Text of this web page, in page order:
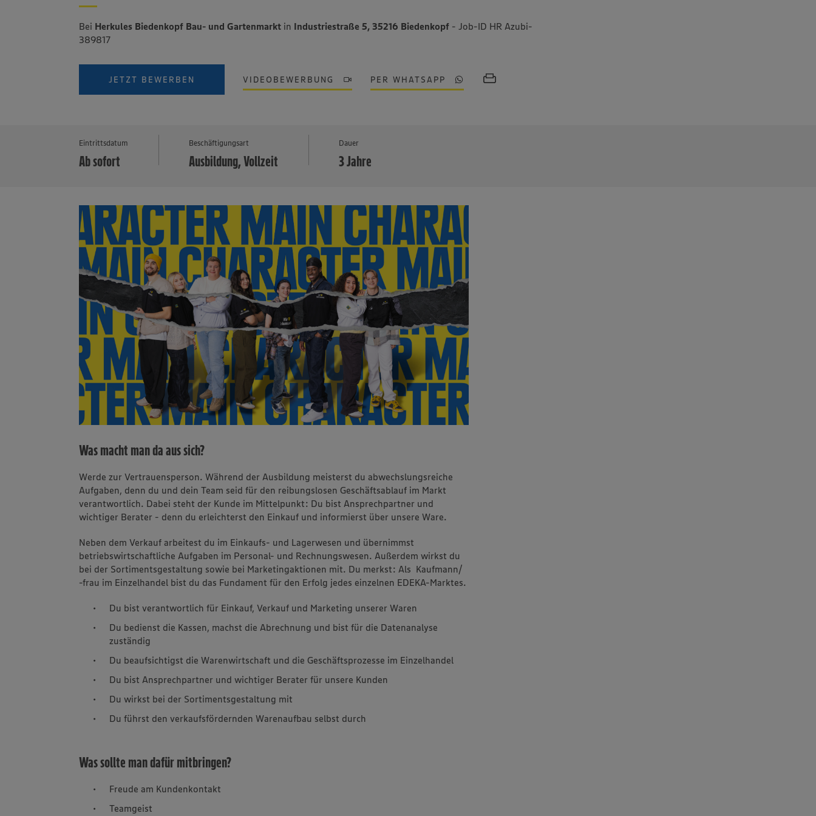
Bei Herkules Biedenkopf Bau- und Gartenmarkt in Industriestraße 5, 35216 Biedenkopf - Job-ID HR Azubi-
389817
JETZT BEWERBEN VIDEOBEWERBUNG PER WHATSAPP
Eintrittsdatum
Ab sofort
Beschäftigungsart
Ausbildung, Vollzeit
Dauer
3 Jahre
Was macht man da aus sich?
Werde zur Vertrauensperson. Während der Ausbildung meisterst du abwechslungsreiche
Aufgaben, denn du und dein Team seid für den reibungslosen Geschäftsablauf im Markt
verantwortlich. Dabei steht der Kunde im Mittelpunkt: Du bist Ansprechpartner und
wichtiger Berater - denn du erleichterst den Einkauf und informierst über unsere Ware.
Neben dem Verkauf arbeitest du im Einkaufs- und Lagerwesen und übernimmst
betriebswirtschaftliche Aufgaben im Personal- und Rechnungswesen. Außerdem wirkst du
bei der Sortimentsgestaltung sowie bei Marketingaktionen mit. Du merkst: Als Kaufmann/
-frau im Einzelhandel bist du das Fundament für den Erfolg jedes einzelnen EDEKA-Marktes.
Du bist verantwortlich für Einkauf, Verkauf und Marketing unserer Waren
Du bedienst die Kassen, machst die Abrechnung und bist für die Datenanalyse
zuständig
Du beaufsichtigst die Warenwirtschaft und die Geschäftsprozesse im Einzelhandel
Du bist Ansprechpartner und wichtiger Berater für unsere Kunden
Du wirkst bei der Sortimentsgestaltung mit
Du führst den verkaufsfördernden Warenaufbau selbst durch
Was sollte man dafür mitbringen?
Freude am Kundenkontakt
Teamgeist